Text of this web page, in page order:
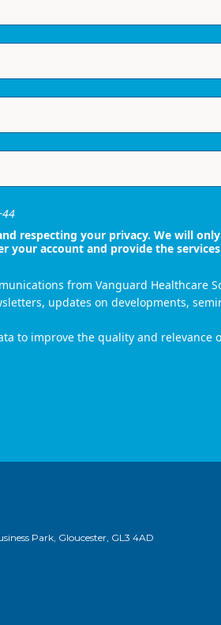
respecting your privacy. We will
your account and provide the services
from Vanguard Healthcare
updates on developments,
to improve the quality and relevance
Park, Gloucester, GL3 4AD